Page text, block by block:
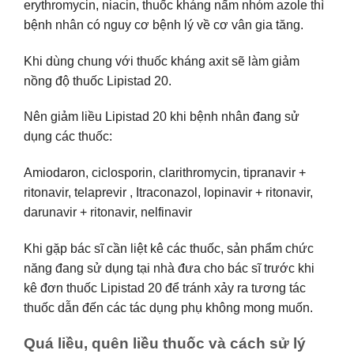
erythromycin, niacin, thuốc kháng nấm nhóm azole thì
bệnh nhân có nguy cơ bệnh lý về cơ vân gia tăng.
Khi dùng chung với thuốc kháng axit sẽ làm giảm
nồng độ thuốc Lipistad 20.
Nên giảm liều Lipistad 20 khi bệnh nhân đang sử
dụng các thuốc:
Amiodaron, ciclosporin, clarithromycin, tipranavir +
ritonavir, telaprevir , Itraconazol, lopinavir + ritonavir,
darunavir + ritonavir, nelfinavir
Khi gặp bác sĩ cần liệt kê các thuốc, sản phẩm chức
năng đang sử dụng tại nhà đưa cho bác sĩ trước khi
kê đơn thuốc Lipistad 20 để tránh xảy ra tương tác
thuốc dẫn đến các tác dụng phụ không mong muốn.
Quá liều, quên liều thuốc và cách sử lý